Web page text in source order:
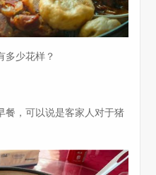
多少花样？
餐，可以说是客家人对于猪